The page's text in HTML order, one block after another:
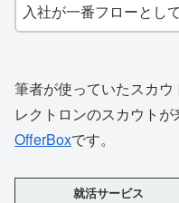
入社が一番フローとし
筆者が使っていたスカウ
レクトロンのスカウトが
OfferBoxです。
就活サービス